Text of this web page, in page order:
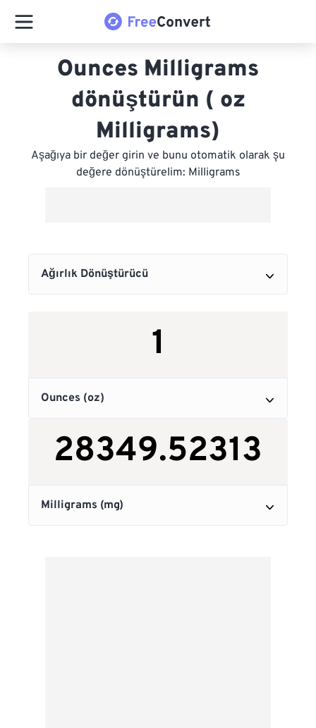
Ounces Milligrams
dönüştürün ( oz
Milligrams)
Aşağıya bir değer girin ve bunu otomatik olarak şu
değere dönüştürelim: Milligrams